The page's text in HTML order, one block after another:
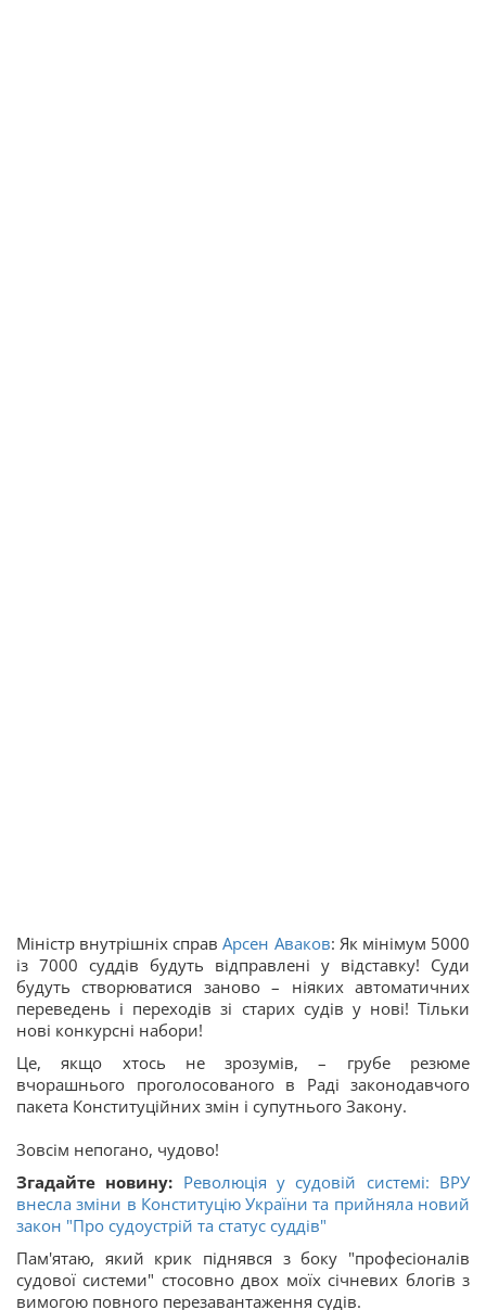
Міністр внутрішніх справАрсен Аваков: Як мінімум 5000
із 7000 суддів будуть відправлені у відставку! Суди
будуть створюватися заново – ніяких автоматичних
переведень і переходів зі старих судів у нові! Тільки
нові конкурсні набори!
Це, якщо хтось не зрозумів, – грубе резюме
вчорашнього проголосованого в Раді законодавчого
пакета Конституційних змін і супутнього Закону.
Зовсім непогано, чудово!
Згадайте новину: Революція у судовій системі: ВРУ
внесла зміни в Конституцію України та прийняла новий
закон "Про судоустрій та статус суддів"
Пам'ятаю, який крик піднявся з боку "професіоналів
судової системи" стосовно двох моїх січневих блогів з
вимогою повного перезавантаження судів.